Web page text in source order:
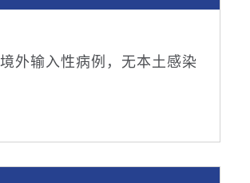
外输入性病例，无本土感染